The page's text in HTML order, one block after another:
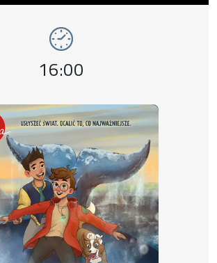
Event time,
16:00